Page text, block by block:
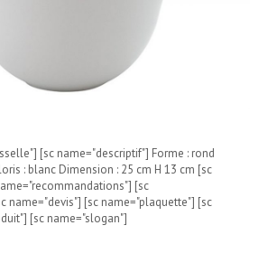
[sc name="descriptif"] Forme : rond
: blanc Dimension : 25 cm H 13 cm [sc
[sc
name="devis"] [sc name="plaquette"] [sc
[sc name="slogan"]